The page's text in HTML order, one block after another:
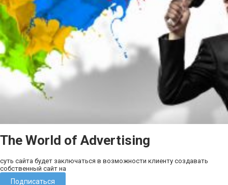
The World of Advertising
суть сайта будет заключаться в возможности клиенту создавать
собственный сайт на
Подписаться